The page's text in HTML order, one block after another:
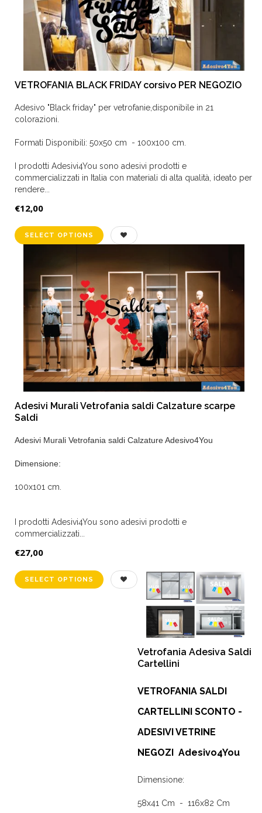
VETROFANIA BLACK FRIDAY corsivo PER NEGOZIO
Adesivo "Black friday" per vetrofanie,disponibile in 21
colorazioni.
Formati Disponibili: 50x50 cm - 100x100 cm.
I prodotti Adesivi4You sono adesivi prodotti e
commercializzati in Italia con materiali di alta qualità, ideato per
rendere...
€12,00
Adesivi Murali Vetrofania saldi Calzature scarpe
Saldi
Adesivi Murali Vetrofania saldi Calzature Adesivo4You
Dimensione:
100x101 cm.
I prodotti Adesivi4You sono adesivi prodotti e
commercializzati...
€27,00
Vetrofania Adesiva Saldi
Cartellini
VETROFANIA SALDI
CARTELLINI SCONTO -
ADESIVI VETRINE
NEGOZI Adesivo4You
Dimensione:
58x41 Cm - 116x82 Cm